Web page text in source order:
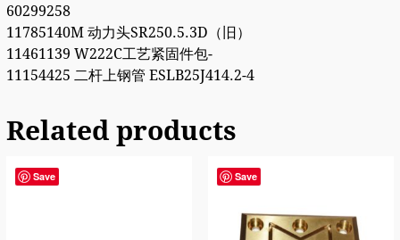
60299258
11785140M 动力头SR250.5.3D（旧）
11461139 W222C工艺紧固件包-
11154425 二杆上钢管 ESLB25J414.2-4
Related products
Save Save